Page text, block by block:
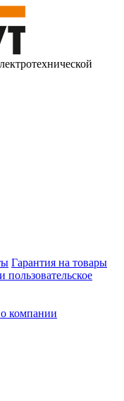
Гарантия на товары
компании